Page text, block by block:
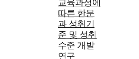
교육과정에
따른 한문
과 성취기
준 및 성취
수준 개발
연구